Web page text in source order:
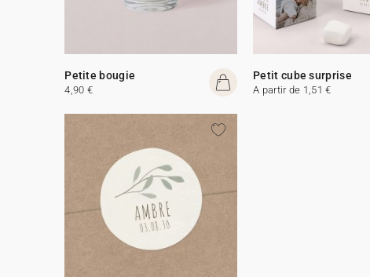
Petite bougie
4,90 €
Petit cube surprise
A partir de 1,51 €